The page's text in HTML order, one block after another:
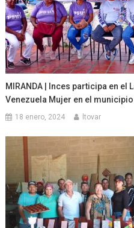
MIRANDA | Inces participa en el
Venezuela Mujer en el municipio
18 enero, 2024 ltovar